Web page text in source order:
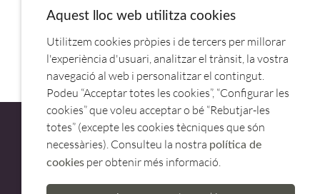
RASQUETA INOX 15X7,5CM 386000.PUJADAS
ATENCIÓ AL CLIENT
Aquest lloc web utilitza cookies
Utilitzem cookies pròpies i de tercers per millorar
l'experiència d'usuari, analitzar el trànsit, la vostra
navegació al web i personalitzar el contingut.
Podeu “Acceptar totes les cookies”, “Configurar les
cookies” que voleu acceptar o bé “Rebutjar-les
totes” (excepte les cookies tècniques que són
necessàries). Consulteu la nostra política de
cookies per obtenir més informació.